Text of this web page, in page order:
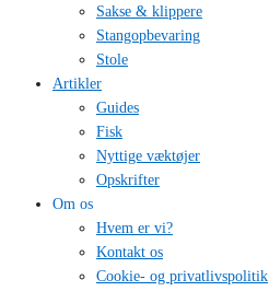
Sakse & klippere
Stangopbevaring
Stole
Artikler
Guides
Fisk
Nyttige væktøjer
Opskrifter
Om os
Hvem er vi?
Kontakt os
Cookie- og privatlivspolitik